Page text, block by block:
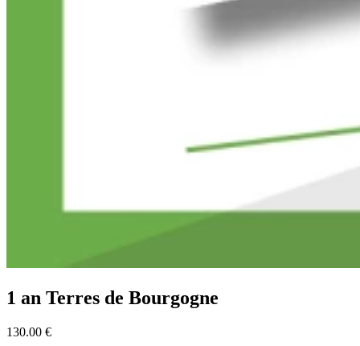
1 an Terres de Bourgogne
130.00 €